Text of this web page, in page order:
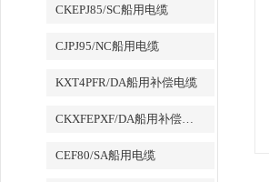
CKEPJ85/SC船用电缆
CJPJ95/NC船用电缆
KXT4PFR/DA船用补偿电缆
CKXFEPXF/DA船用补偿电缆
CEF80/SA船用电缆